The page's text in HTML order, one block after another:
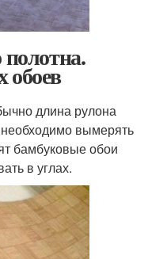
длина рулона
вымерять
бамбуковые обои
в углах.